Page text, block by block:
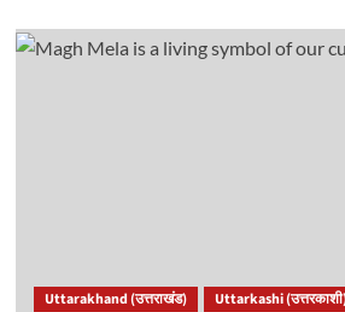
Uttarakhand (उत्तराखंड) Uttarkashi